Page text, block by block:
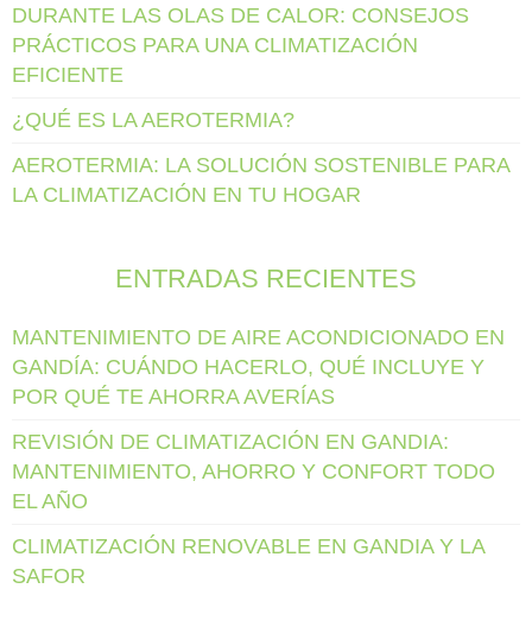
DURANTE LAS OLAS DE CALOR: CONSEJOS
PRÁCTICOS PARA UNA CLIMATIZACIÓN
EFICIENTE
¿QUÉ ES LA AEROTERMIA?
AEROTERMIA: LA SOLUCIÓN SOSTENIBLE PARA
LA CLIMATIZACIÓN EN TU HOGAR
ENTRADAS RECIENTES
MANTENIMIENTO DE AIRE ACONDICIONADO EN
GANDÍA: CUÁNDO HACERLO, QUÉ INCLUYE Y
POR QUÉ TE AHORRA AVERÍAS
REVISIÓN DE CLIMATIZACIÓN EN GANDIA:
MANTENIMIENTO, AHORRO Y CONFORT TODO
EL AÑO
CLIMATIZACIÓN RENOVABLE EN GANDIA Y LA
SAFOR